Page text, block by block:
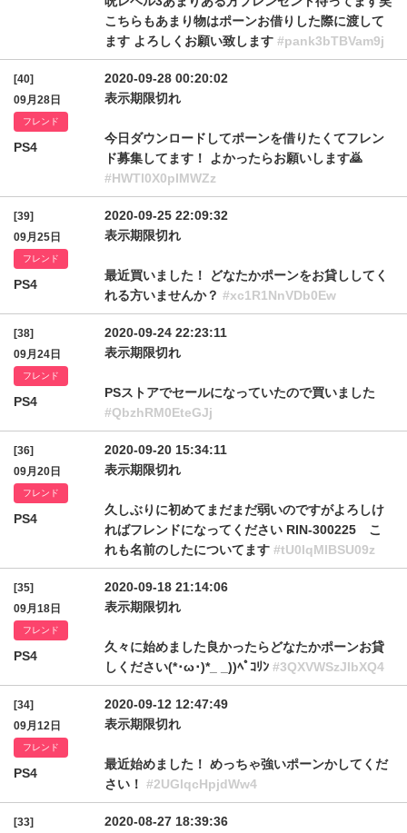
こちらもあまり物はポーンお借りした際に渡して
ます よろしくお願い致します #pank3bTBVam9j
[40]
09月28日
フレンド
PS4
2020-09-28 00:20:02
表示期限切れ
今日ダウンロードしてポーンを借りたくてフレン
ド募集してます！ よかったらお願いします🙇
#HWTl0X0pIMWZz
[39]
09月25日
フレンド
PS4
2020-09-25 22:09:32
表示期限切れ
最近買いました！ どなたかポーンをお貸ししてく
れる方いませんか？ #xc1R1NnVDb0Ew
[38]
09月24日
フレンド
PS4
2020-09-24 22:23:11
表示期限切れ
PSストアでセールになっていたので買いました
#QbzhRM0EteGJj
[36]
09月20日
フレンド
PS4
2020-09-20 15:34:11
表示期限切れ
久しぶりに初めてまだまだ弱いのですがよろしけ
ればフレンドになってください RIN-300225 こ
れも名前のしたについてます #tU0lqMlBSU09z
[35]
09月18日
フレンド
PS4
2020-09-18 21:14:06
表示期限切れ
久々に始めました良かったらどなたかポーンお貸
しください(*･ω･)*_ _))ﾍﾟｺﾘﾝ #3QXVWSzJIbXQ4
[34]
09月12日
フレンド
PS4
2020-09-12 12:47:49
表示期限切れ
最近始めました！ めっちゃ強いポーンかしてくだ
さい！ #2UGlqcHpjdWw4
[33]
2020-08-27 18:39:36